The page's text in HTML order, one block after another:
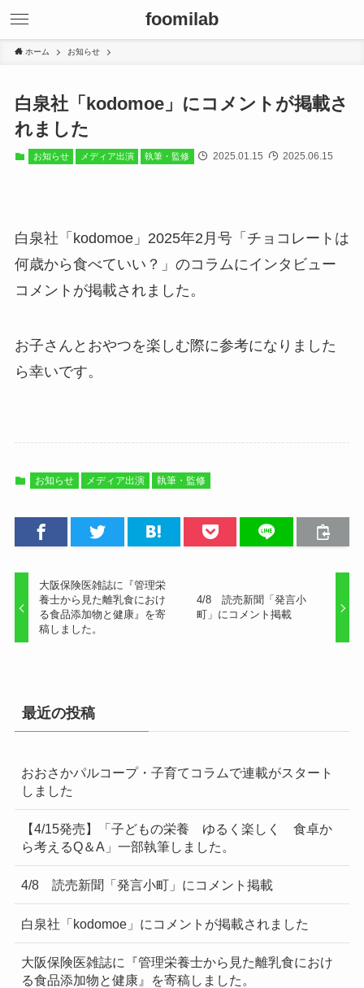
foomilab
ホーム お知らせ
白泉社「kodomoe」にコメントが掲載さ
れました
お知らせ メディア出演 執筆・監修 2025.01.15 2025.06.15
白泉社「kodomoe」2025年2月号「チョコレートは
何歳から食べていい？」のコラムにインタビュー
コメントが掲載されました。
お子さんとおやつを楽しむ際に参考になりました
ら幸いです。
お知らせ メディア出演 執筆・監修
大阪保険医雑誌に『管理栄
養士から見た離乳食におけ
る食品添加物と健康』を寄
稿しました。
4/8 読売新聞「発言小
町」にコメント掲載
最近の投稿
おおさかパルコープ・子育てコラムで連載がスタート
しました
【4/15発売】「子どもの栄養 ゆるく楽しく 食卓か
ら考えるQ＆A」一部執筆しました。
4/8 読売新聞「発言小町」にコメント掲載
白泉社「kodomoe」にコメントが掲載されました
大阪保険医雑誌に『管理栄養士から見た離乳食におけ
る食品添加物と健康』を寄稿しました。